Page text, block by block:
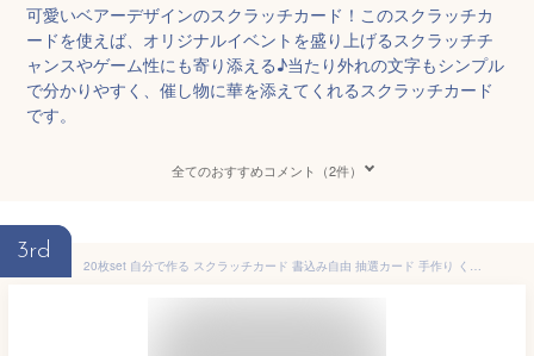
可愛いベアーデザインのスクラッチカード！このスクラッチカ
ードを使えば、オリジナルイベントを盛り上げるスクラッチチ
ャンスやゲーム性にも寄り添える♪当たり外れの文字もシンプル
で分かりやすく、催し物に華を添えてくれるスクラッチカード
です。
全てのおすすめコメント（2件）
3rd
20枚set 自分で作る スクラッチカード 書込み自由 抽選カード 手作り くじ スクラッチ シール メッセージカード 誕生日 パーティー